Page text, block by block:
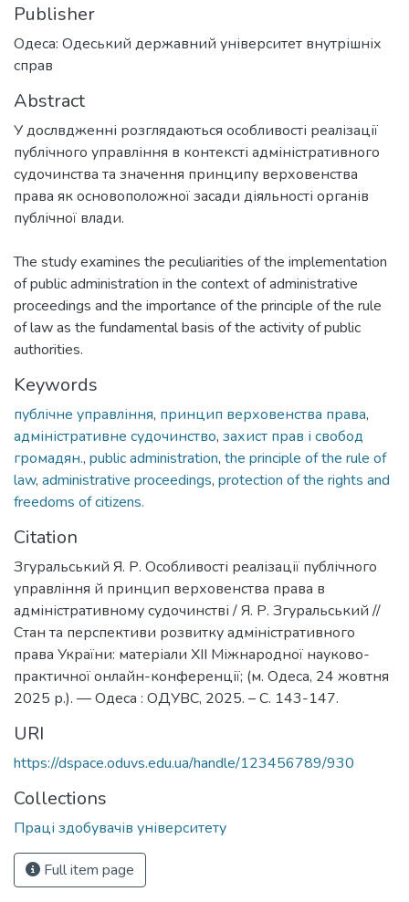
Publisher
Одеса: Одеський державний університет внутрішніх
справ
Abstract
У дослвдженні розглядаються особливості реалізації
публічного управління в контексті адміністративного
судочинства та значення принципу верховенства
права як основоположної засади діяльності органів
публічної влади.
The study examines the peculiarities of the implementation
of public administration in the context of administrative
proceedings and the importance of the principle of the rule
of law as the fundamental basis of the activity of public
authorities.
Keywords
публічне управління, принцип верховенства права,
адміністративне судочинство, захист прав і свобод
громадян., public administration, the principle of the rule of
law, administrative proceedings, protection of the rights and
freedoms of citizens.
Citation
Згуральський Я. Р. Особливості реалізації публічного
управління й принцип верховенства права в
адміністративному судочинстві / Я. Р. Згуральський //
Стан та перспективи розвитку адміністративного
права України: матеріали ХІІ Міжнародної науково-
практичної онлайн-конференції; (м. Одеса, 24 жовтня
2025 р.). — Одеса : ОДУВС, 2025. – С. 143-147.
URI
https://dspace.oduvs.edu.ua/handle/123456789/930
Collections
Праці здобувачів університету
Full item page